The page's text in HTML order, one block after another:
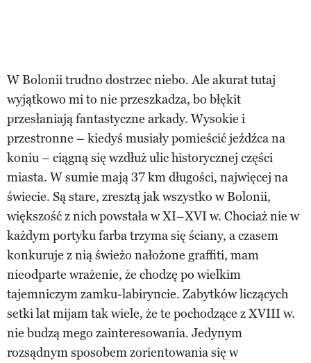
W Bolonii trudno dostrzec niebo. Ale akurat tutaj
wyjątkowo mi to nie przeszkadza, bo błękit
przesłaniają fantastyczne arkady. Wysokie i
przestronne – kiedyś musiały pomieścić jeźdźca na
koniu – ciągną się wzdłuż ulic historycznej części
miasta. W sumie mają 37 km długości, najwięcej na
świecie. Są stare, zresztą jak wszystko w Bolonii,
większość z nich powstała w XI–XVI w. Chociaż nie w
każdym portyku farba trzyma się ściany, a czasem
konkuruje z nią świeżo nałożone graffiti, mam
nieodparte wrażenie, że chodzę po wielkim
tajemniczym zamku-labiryncie. Zabytków liczących
setki lat mijam tak wiele, że te pochodzące z XVIII w.
nie budzą mego zainteresowania. Jedynym
rozsądnym sposobem zorientowania się w